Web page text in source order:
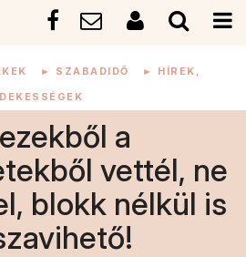
► SZABADIDŐ ► HÍREK,
a
vettél, ne
blokk nélkül is